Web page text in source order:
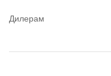
Дилерам